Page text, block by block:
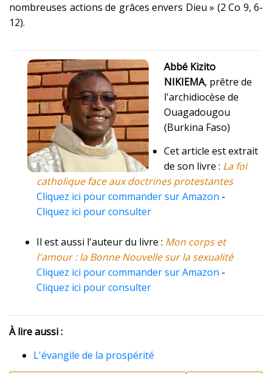
nombreuses actions de grâces envers Dieu » (2 Co 9, 6-
12).
Abbé Kizito
NIKIEMA, prêtre de
l'archidiocèse de
Ouagadougou
(Burkina Faso)
Cet article est extrait
de son livre : La foi
catholique face aux doctrines protestantes
Cliquez ici pour commander sur Amazon -
Cliquez ici pour consulter
Il est aussi l'auteur du livre : Mon corps et
l'amour : la Bonne Nouvelle sur la sexualité
Cliquez ici pour commander sur Amazon -
Cliquez ici pour consulter
À lire aussi :
L'évangile de la prospérité